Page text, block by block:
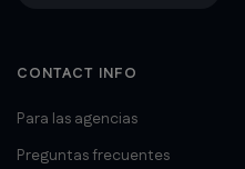
CONTACT INFO
Para las agencias
Preguntas frecuentes